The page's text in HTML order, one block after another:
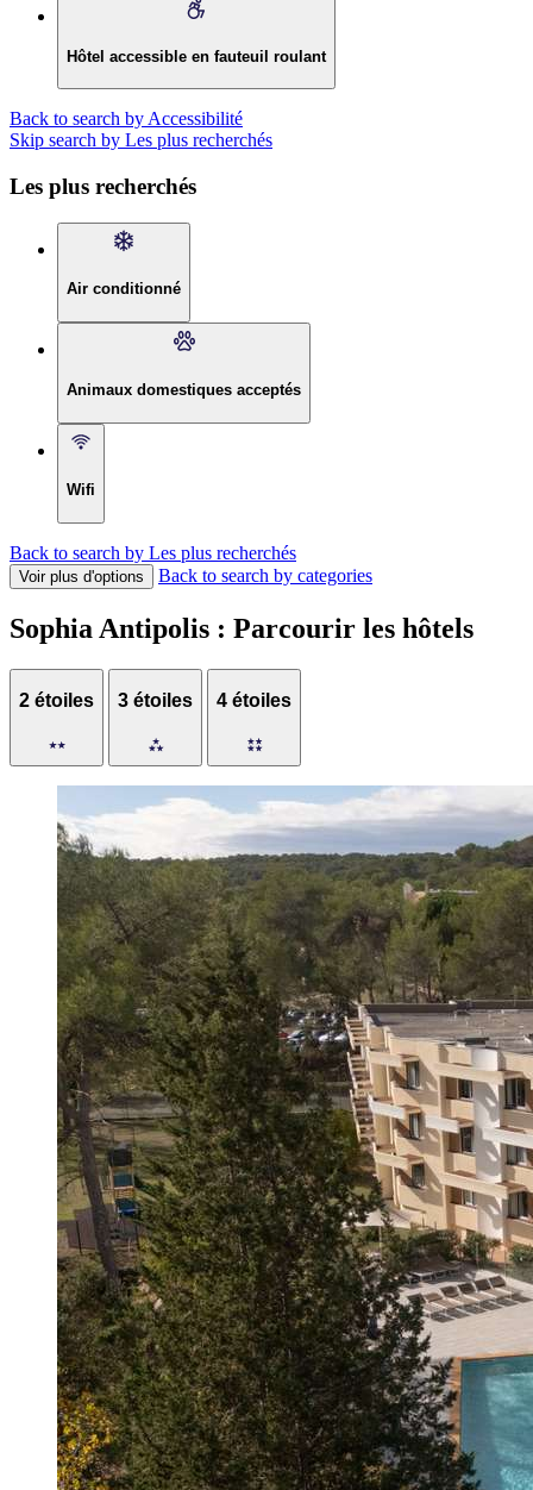
Hôtel accessible en fauteuil roulant
Back to search by Accessibilité
Skip search by Les plus recherchés
Les plus recherchés
Air conditionné
Animaux domestiques acceptés
Wifi
Back to search by Les plus recherchés
Voir plus d'options Back to search by categories
Sophia Antipolis : Parcourir les hôtels
2 étoiles 3 étoiles 4 étoiles